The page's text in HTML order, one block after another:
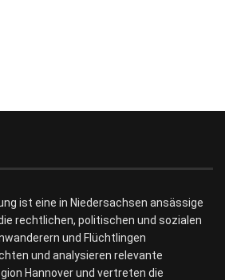
ist eine in Niedersachsen ansässige
rechtlichen, politischen und sozialen
und Flüchtlingen
und analysieren relevante
Hannover und vertreten die